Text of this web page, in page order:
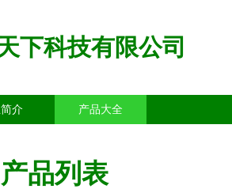
下科技有限公司
介 产品大全
产品列表